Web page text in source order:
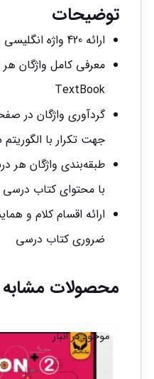
توضیحات
ارائه 420 واژه انگلیسی یازدهم با روش سوپر ممو
معرفی کامل
TextBook
جهت تکرار با
با محتوای کتاب درسی
ارائه اقسام کلام و
ضروری کتاب درسی
محصولات مشابه
موجود در انبار